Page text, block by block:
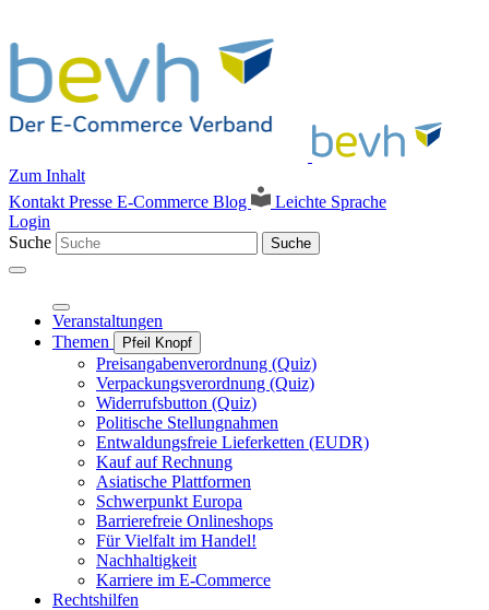
Zum Inhalt
Kontakt Presse E-Commerce Blog
Leichte Sprache
Login
Suche
Suche
Veranstaltungen
Themen
Pfeil Knopf
Preisangabenverordnung (Quiz)
Verpackungsverordnung (Quiz)
Widerrufsbutton (Quiz)
Politische Stellungnahmen
Entwaldungsfreie Lieferketten (EUDR)
Kauf auf Rechnung
Asiatische Plattformen
Schwerpunkt Europa
Barrierefreie Onlineshops
Für Vielfalt im Handel!
Nachhaltigkeit
Karriere im E-Commerce
Rechtshilfen